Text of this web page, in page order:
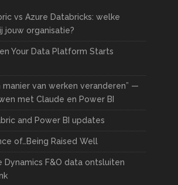
vs Azure Databricks: welke
jouw organisatie?
Your Data Platform Starts
manier van werken veranderen” —
met Claude en Power BI
and Power BI updates
of…Being Raised Well
Dynamics F&O data ontsluiten